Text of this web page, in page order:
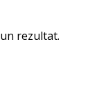
rezultat.